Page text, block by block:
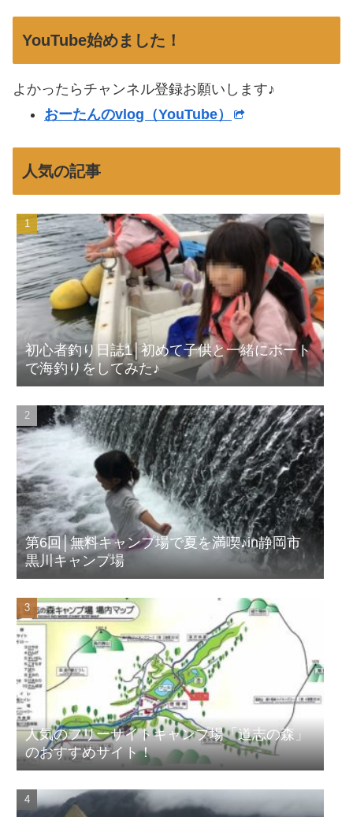
YouTube始めました！
よかったらチャンネル登録お願いします♪
おーたんのvlog（YouTube）
人気の記事
初心者釣り日誌1│初めて子供と一緒にボート
で海釣りをしてみた♪
第6回│無料キャンプ場で夏を満喫♪in静岡市
黒川キャンプ場
人気のフリーサイトキャンプ場「道志の森」
のおすすめサイト！